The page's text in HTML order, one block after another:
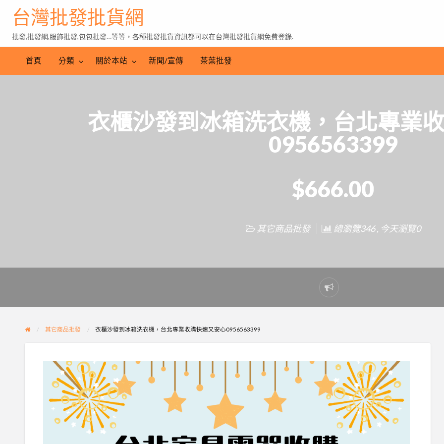
茶
發
台灣批發批貨網
批發,批發網,服飾批發,包包批發…等等，各種批發批貨資訊都可以在台灣批發批貨網免費登錄.
首頁 分類 關於本站 新聞/宣傳 茶葉批發
衣櫃沙發到冰箱洗衣機，台北專業
0956563399
$666.00
其它商品批發 總瀏覽346 , 今天瀏覽0
Report
problem
其它商品批發 衣櫃沙發到冰箱洗衣機，台北專業收購快速又安心0956563399